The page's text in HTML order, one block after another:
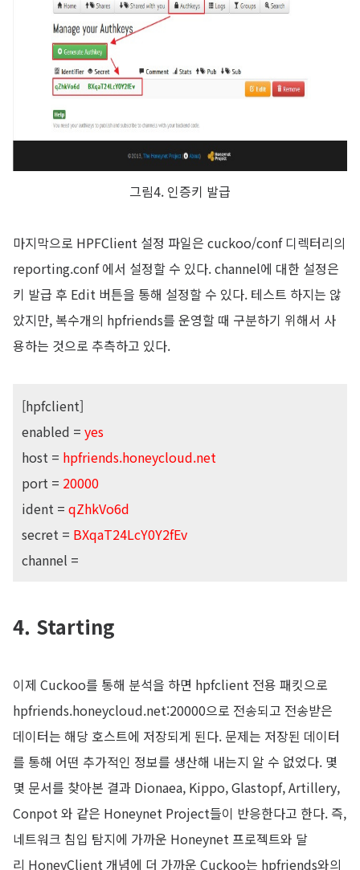
그림4. 인증키 발급
마지막으로 HPFClient 설정 파일은 cuckoo/conf 디렉터리의
reporting.conf 에서 설정할 수 있다. channel에 대한 설정은
키 발급 후 Edit 버튼을 통해 설정할 수 있다. 테스트 하지는 않
았지만, 복수개의 hpfriends를 운영할 때 구분하기 위해서 사
용하는 것으로 추측하고 있다.
[hpfclient]
enabled = yes
host = hpfriends.honeycloud.net
port = 20000
ident = qZhkVo6d
secret = BXqaT24LcY0Y2fEv
channel =
4. Starting
이제 Cuckoo를 통해 분석을 하면 hpfclient 전용 패킷으로
hpfriends.honeycloud.net:20000으로 전송되고 전송받은
데이터는 해당 호스트에 저장되게 된다. 문제는 저장된 데이터
를 통해 어떤 추가적인 정보를 생산해 내는지 알 수 없었다. 몇
몇 문서를 찾아본 결과 Dionaea, Kippo, Glastopf, Artillery,
Conpot 와 같은 Honeynet Project들이 반응한다고 한다. 즉,
네트워크 침입 탐지에 가까운 Honeynet 프로젝트와 달
리 HoneyClient 개념에 더 가까운 Cuckoo는 hpfriends와의